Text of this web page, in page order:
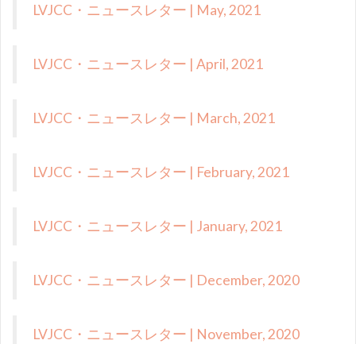
LVJCC・ニュースレター | May, 2021
LVJCC・ニュースレター | April, 2021
LVJCC・ニュースレター | March, 2021
LVJCC・ニュースレター | February, 2021
LVJCC・ニュースレター | January, 2021
LVJCC・ニュースレター | December, 2020
LVJCC・ニュースレター | November, 2020